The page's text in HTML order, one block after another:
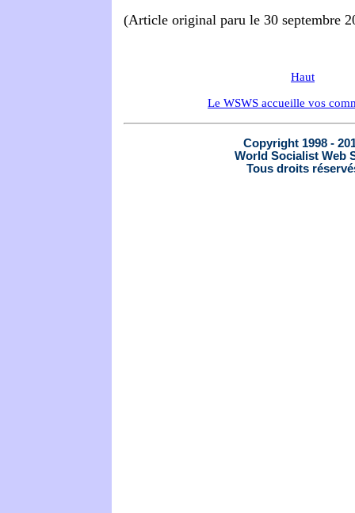
(Article original paru le 30 septembre
Haut
Le WSWS accueille vos
Copyright 1998 -
World Socialist Web
Tous droits